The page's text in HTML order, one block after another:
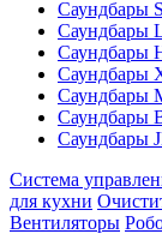
Саундбары
Саундбары
Саундбары
Саундбары
Саундбары
Саундбары
Саундбары
Система
для кухни
Вентиляторы